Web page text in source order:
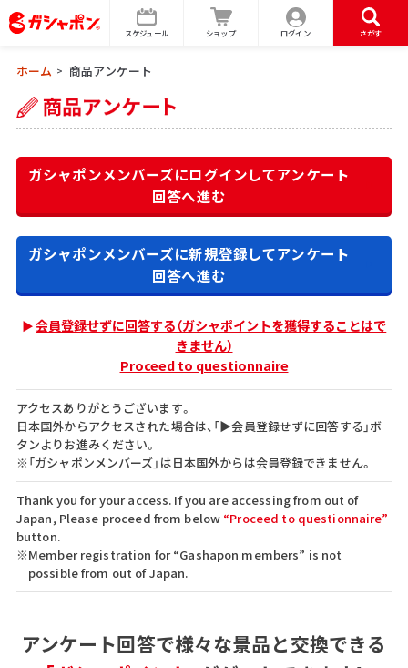
スケジュール ショップ ログイン さがす
ホーム > 商品アンケート
ガシャポンメンバーズにログインしてアンケート
回答へ進む
ガシャポンメンバーズに新規登録してアンケート
回答へ進む
会員登録せずに回答する（ガシャポイントを獲得することはで
きません）
Proceed to questionnaire
アクセスありがとうございます。
日本国外からアクセスされた場合は、「▶会員登録せずに回答する」ボ
タンよりお進みください。
※「ガシャポンメンバーズ」は日本国外からは会員登録できません。
Thank you for your access. If you are accessing from out of
Japan, Please proceed from below “Proceed to questionnaire”
button.
※Member registration for “Gashapon members” is not
possible from out of Japan.
アンケート回答で様々な景品と交換できる